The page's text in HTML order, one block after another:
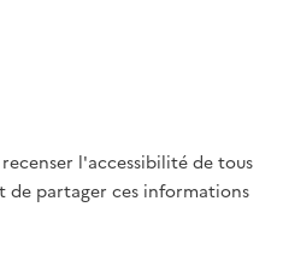
l'accessibilité de tous
de partager ces informations